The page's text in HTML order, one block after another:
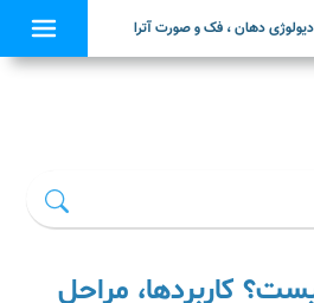
دهان ، فک و صورت آترا
کاربردها، مراحل